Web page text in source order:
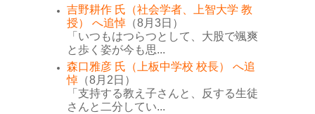
吉野耕作 氏（社会学者、上智大学 教
授） へ追悼 （8月3日）
「いつもはつらつとして、大股で颯爽
と歩く姿が今も思...
森口雅彦 氏（上板中学校 校長） へ追
悼 （8月2日）
「支持する教え子さんと、反する生徒
さんと二分してい...